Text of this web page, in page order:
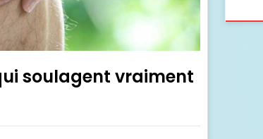
soulagent vraiment